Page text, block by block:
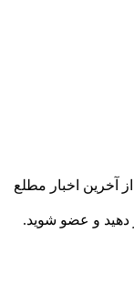
آخرین اخبار مطلع
دهید و عضو شوید.